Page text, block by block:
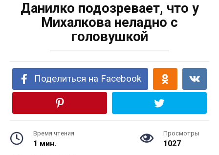
Данилко подозревает, что у
Михалкова неладно с
головушкой
Поделиться на Facebook
Время чтения
1 мин.
Просмотры
1027